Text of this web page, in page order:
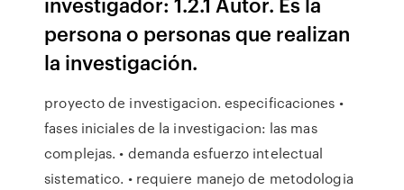
persona o personas que realizan
la investigación.
proyecto de investigacion. especificaciones •
fases iniciales de la investigacion: las mas
complejas. • demanda esfuerzo intelectual
sistematico. • requiere manejo de metodologia